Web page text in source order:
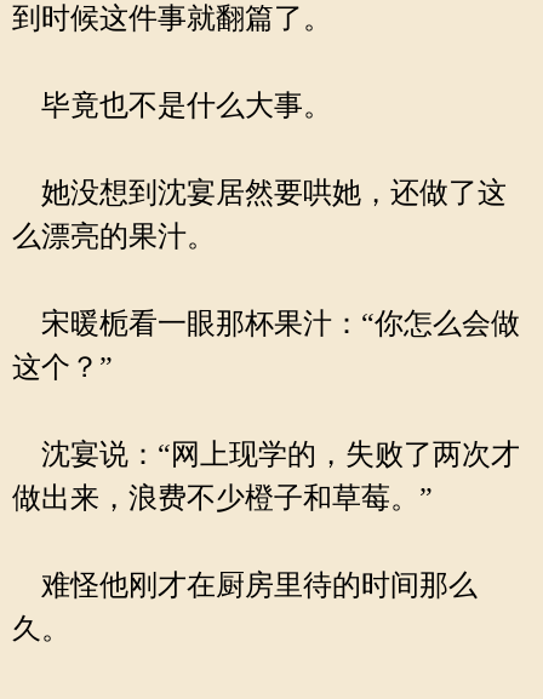
到时候这件事就翻篇了。
毕竟也不是什么大事。
她没想到沈宴居然要哄她，还做了这
么漂亮的果汁。
宋暖栀看一眼那杯果汁：“你怎么会做
这个？”
沈宴说：“网上现学的，失败了两次才
做出来，浪费不少橙子和草莓。”
难怪他刚才在厨房里待的时间那么
久。